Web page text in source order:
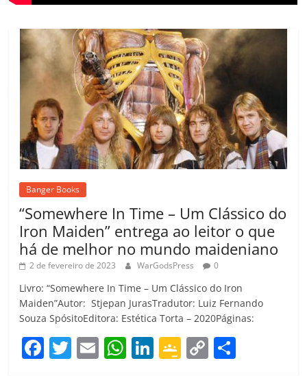
Banger Books
“Somewhere In Time – Um Clássico do
Iron Maiden” entrega ao leitor o que
há de melhor no mundo maideniano
2 de fevereiro de 2023 WarGodsPress 0
Livro: “Somewhere In Time – Um Clássico do Iron
Maiden”Autor: Stjepan JurasTradutor: Luiz Fernando
Souza SpósitoEditora: Estética Torta – 2020Páginas:
F T E W Li G C